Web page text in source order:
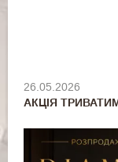
26.05.2026
АКЦІЯ